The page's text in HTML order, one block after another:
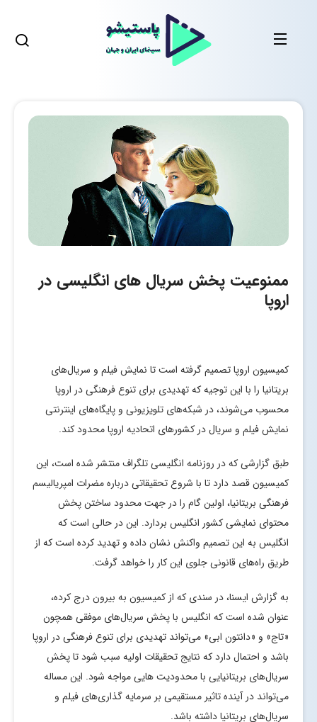
ممنوعیت پخش سریال های انگلیسی در
اروپا
کمیسیون اروپا تصمیم گرفته است تا نمایش فیلم و سریال‌های
بریتانیا را با این توجیه که تهدیدی برای تنوع فرهنگی در اروپا
محسوب می‌شوند، در شبکه‌های تلویزیونی و پایگاه‌های اینترنتی
نمایش فیلم و سریال در کشورهای اتحادیه اروپا محدود کند.
طبق گزارشی که در روزنامه انگلیسی تلگراف منتشر شده است، این
کمیسیون قصد دارد تا با شروع تحقیقاتی درباره مضرات امپریالیسم
فرهنگی بریتانیا، اولین گام را در جهت محدود ساختن پخش
محتوای نمایشی کشور انگلیس بردارد. این در حالی است که
انگلیس به این تصمیم واکنش نشان داده و تهدید کرده است که از
طریق راه‌های قانونی جلوی این کار را خواهد گرفت.
به گزارش ایسنا، در سندی که از کمیسیون به بیرون درج کرده،
عنوان شده است که انگلیس با پخش سریال‌های موفقی همچون
«تاج» و «دانتون ابی» می‌تواند تهدیدی برای تنوع فرهنگی در اروپا
باشد و احتمال دارد که نتایج تحقیقات اولیه سبب شود تا پخش
سریال‌های بریتانیایی با محدودیت هایی مواجه شود. این مساله
می‌تواند در آینده تاثیر مستقیمی بر سرمایه گذاری‌های فیلم و
سریال‌های بریتانیا داشته باشد.